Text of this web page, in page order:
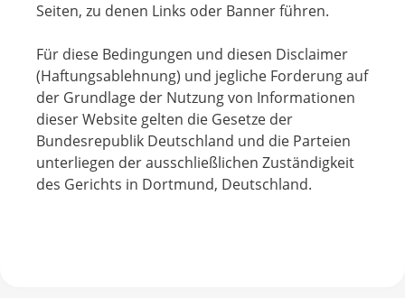
Seiten, zu denen Links oder Banner führen.
Für diese Bedingungen und diesen Disclaimer
(Haftungsablehnung) und jegliche Forderung auf
der Grundlage der Nutzung von Informationen
dieser Website gelten die Gesetze der
Bundesrepublik Deutschland und die Parteien
unterliegen der ausschließlichen Zuständigkeit
des Gerichts in Dortmund, Deutschland.